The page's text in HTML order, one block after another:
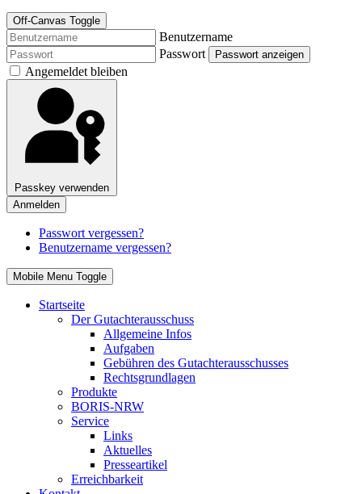
Off-Canvas Toggle
Benutzername
Passwort
Passwort anzeigen
Angemeldet bleiben
Passkey verwenden
Anmelden
Passwort vergessen?
Benutzername vergessen?
Mobile Menu Toggle
Startseite
Der Gutachterausschuss
Allgemeine Infos
Aufgaben
Gebühren des Gutachterausschusses
Rechtsgrundlagen
Produkte
BORIS-NRW
Service
Links
Aktuelles
Presseartikel
Erreichbarkeit